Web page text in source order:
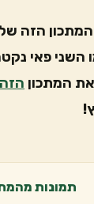
הזה של
השני פאי
המתכון הזה
תמונות